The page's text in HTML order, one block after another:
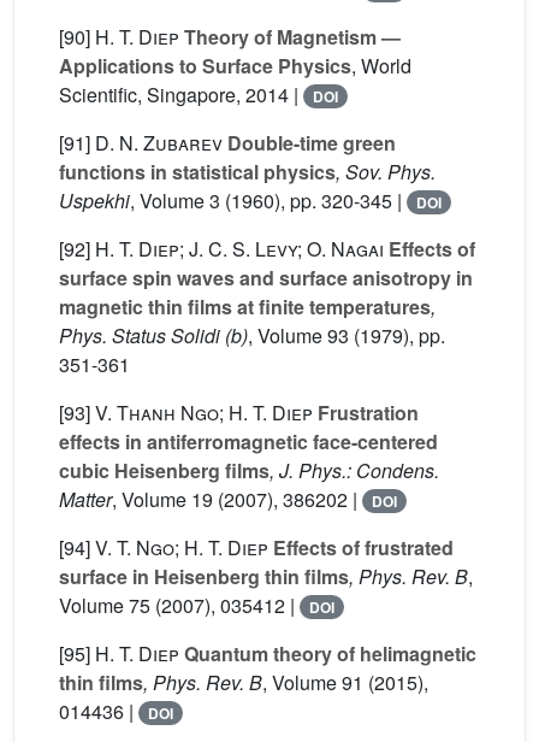
[90] H. T. Diep Theory of Magnetism —
Applications to Surface Physics, World
Scientific, Singapore, 2014 |
DOI
[91] D. N. Zubarev Double-time green
functions in statistical physics, Sov. Phys.
Uspekhi, Volume 3 (1960), pp. 320-345 | DOI
[92] H. T. Diep; J. C. S. Levy; O. Nagai Effects of
surface spin waves and surface anisotropy in
magnetic thin films at finite temperatures,
Phys. Status Solidi (b), Volume 93 (1979), pp.
351-361
[93]V. Thanh Ngo; H. T. Diep Frustration
effects in antiferromagnetic face-centered
cubic Heisenberg films, J. Phys.: Condens.
Matter, Volume 19 (2007), 386202 | DOI
[94]V. T. Ngo; H. T. Diep Effects of frustrated
surface in Heisenberg thin films, Phys. Rev. B,
Volume 75 (2007), 035412 | DOI
[95] H. T. Diep Quantum theory of helimagnetic
thin films, Phys. Rev. B, Volume 91 (2015),
014436 |
DOI